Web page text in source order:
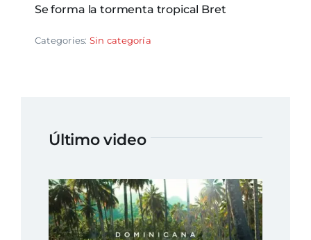
Se forma la tormenta tropical Bret
Categories: Sin categoría
Último video